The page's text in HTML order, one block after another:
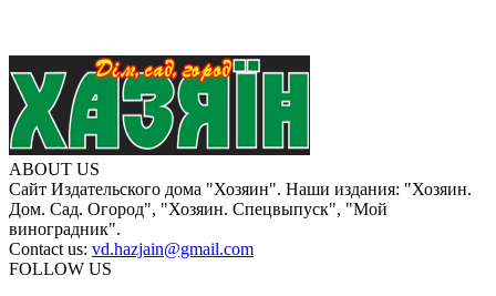
ABOUT US
Сайт Издательского дома "Хозяин". Наши издания: "Хозяин.
Дом. Сад. Огород", "Хозяин. Спецвыпуск", "Мой
виноградник".
Contact us: vd.hazjain@gmail.com
FOLLOW US